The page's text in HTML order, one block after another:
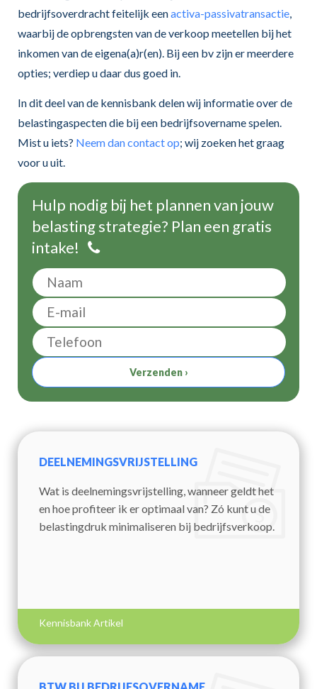
bedrijfsoverdracht feitelijk eenactiva-passivatransactie
waarbij de opbrengsten van de verkoop meetellen bij het
inkomen van de eigena(a)r(en). Bij een bv zijn er meerdere
opties; verdiep u daar dus goed in.
In dit deel van de kennisbank delen wij informatie over de
belastingaspecten die bij een bedrijfsovername spelen.
Mist u iets? Neem dan contact op; wij zoeken het graag
voor u uit.
Hulp nodig bij het plannen van jouw
belasting strategie? Plan een gratis
intake!
Verzenden ›
DEELNEMINGSVRIJSTELLING
Wat is deelnemingsvrijstelling, wanneer geldt het
en hoe profiteer ik er optimaal van? Zó kunt u de
belastingdruk minimaliseren bij bedrijfsverkoop.
Kennisbank Artikel
BTW BIJ BEDRIJFSOVERNAME